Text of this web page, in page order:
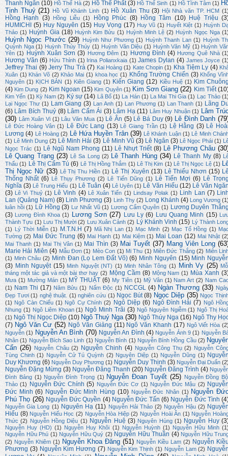
Thanh Ngân (10) Hồ Thế Hà (2) Hồ Thế Phất (3) Hồ Thế Sinh (1) Hồ Tĩnh Tâm (1)
Tịnh Thuỷ (21) Hồ Vũ Khánh Linh (1) Hồ Xuân Thu (3) Hội Nhà văn TP. HCM
Hồng Hạnh (3) Hồng Liễu (1) Hồng Phúc (8) Hồng Tâm (10) Huệ Triệu
HUMICHI
(5) Huy Nguyên (15) Huy Vọng (17) Huy Vũ (1) Huyết Kiệt (1) Huỳnh
Thảo (1) Huỳnh Gia (18) Huỳnh Kim Bửu (1) Huỳnh Minh Lệ (2) Huỳnh Ngọc Nga
Huỳnh Ngọc Phước (29) Huỳnh Như Phương (1) Huỳnh Thanh Lan (1)
Huỳnh
Quỳnh Nga (1) Huỳnh Thúy Thúy (1) Huỳnh Văn Diệu (1) Huỳnh Văn Mỹ (1) Huỳnh
Yên (1) Huỳnh Xuân Sơn (3) Hương Đêm (1) Hương Đình (4) Hương Quê Nhà
Hương Văn (6) Hửu Thỉnh (1) Irina Polianxkaia (1) James Dylan (4) James Joyce
Jeffrey Thai (9) Jerry Thu Trà (7) Kai Hoàng (1) Kate Chopin (1) Kha Tiệm Ly (4)
Xuân (1) Khán Võ (2) Khảo Mai (1) khoa học (1) Khổng Trường Chiến (3) Khổng
Nguyên (1) KỊCH BẢN (1) Kiên Giang (1) Kiến Giang (12) Kiều Huệ (1) Kim
(4) Kim Dung (2) Kim Ngoan (15) Kim Quyên (1) Kim Sơn Giang (22) Kim Tiết
Kim Yến (1) Kỳ Nam (2) Ký sự (14) Lã Bố (1) La Hán (1) La Mai Thi Gia (1) Lạc Thảo
Lại Ngọc Thư (1) Lam Giang (3) Lan Anh (1) Lan Phương (1) Lan Thanh (1) Lãng
(6) Lâm Bích Thuỷ (8) Lâm Cẩm Ái (3) Lâm Hạ (11) Lâm Huy Nhuận (1) Lâm
(30) Lâm Xuân Vi (1) Lâu Văn Mua (1) Lê Ân (5) Lê Bá Duy (9) Lê Đình Danh
Lê Đức Hoàng Vân (1) Lê Đức Lang (13) Lê Giang Trần (1) Lệ Hằng (3) Lê
Lương (4) Lê Hoàng (2) Lê Hứa Huyền Trân (39) Lê Khánh Luận (1) Lê Minh
(1) Lê Minh Dung (2) Lê Minh Hải (3) Lê Minh Vũ (3) Lê Ngân (3) Lê Ngọc Phái (1)
Ngọc Trác (1) Lê Ngũ Nam Phong (11) Lê Nhựt Triết (8) Lê Phương Châu
Lê Quang Trạng (23) Lê Sa Long (2) Lê Thanh Hùng (34) Lê Thanh My (8)
Thấu (1) Lê Thị Cẩm Tú (6) Lê Thị Hồng Thắm (1) Lê Thị Kim (1) Lê Thị Ngọc Lệ (1)
Thị Ngọc Nữ (33) Lê Thị Thu Hiền (1) Lê Thị Xuyên (13) Lê Thiếu Nhơn (15)
Thống Nhất (6) Lê Thụy Phương (2) Lê Tiến Dũng (1) Lê Tiến Mợi (6) Lê
Nghĩa (3) Lê Trung Hiếu (1) Lê Tuân (4) Lê Uyên (1) Lê Văn Hiếu (12) Lê Văn
(3) Lê Vi Thuỷ (1) Lê Vinh (4) Lê Xuân Tiến (1) Lindsay Polak (1) Linh Lan (7)
Lan (Quảng Nam) (8) Linh Phương (3) Linh Thy (2) Long Khánh (4) Long Vương
luân hồi (1) Lữ Hồng (3) Lư Nhất Vũ (1) Lương Cẩm Quyên (1) Lương Duyên
(3) Lương Đình Khoa (1) Lương Sơn (27) Lưu Ly (6) Lưu Quang Minh (15)
Thành Tựu (1) Lưu Thị Mười (2) Lưu Xuân Cảnh (2) Lý Khánh Vinh (15) Lý Thành
(1)
Lý Thời Miễn (1) M.T.N.H (7) Mã Nhị Lan (1) Mạc Minh (2) Mạc Tố Hồng (1)
Tường (2) Mai Đức Trung (6) Mai Hạnh (1) Mai Kiệm (1) Mai Loan (12) Mai Nhật
Mai Thanh (1) Mai Thị Vân (1) Mai Thìn (3) Mai Tuyết (37) Mang Viên Long
Marie Hải Miên (4) Mẫu Đơn (1) Mèo Con (1) Mi Thu (1) Miên Đức Thắng (2) Miên
(1) Minh Châu (2) Minh Đan (Lọ Lem Đất Võ) (6) Minh Nguyên (15) Minh
(3) Minh Nguyệt (15) Minh Nguyệt (NT) (1) Minh Nhân Tông (1) Minh Vy (25)
tháng một tác giả và một bài thơ hay (2) Mộng Cầm (8) Mộng Nam (1) Mùa Xanh
Mưa (1) Mường Mán (1) MỸ THUẬT (6) My Tiên (1) Mỹ Vân (1) Nam Art (2) Nam
(1) Nam Thi (17) Năm Bửu (1) Nấm Độc (1) NCCGL (4) Ngàn Thương (33)
Đẹp Tươi (1) nghệ thuật. (1) nghiên cứu (1) Ngọc Bút (8) Ngọc Diệp (35) Ngọc
(1) Ngô Càn Chiểu (1) Ngô Cự Chính (2) Ngô Diệp (6) Ngô Đình Hải (7) Ngô
Nhung (1) Ngô Liêm Khoan (1) Ngô Minh Trãi (3) Ngô Nguyên Ngiễm (1) Ngô Thị
(1) Ngô Thị Ngọc Diệp (10) Ngô Thuý Nga (30) Ngô Thúy Nga (16) Ngô Thy
(7) Ngô Văn Cư (52) Ngô Văn Giảng (11) Ngô Văn Khanh (17) Ngô Viết Hòa
Nguyễn (1) Nguyễn An Bình (70) Nguyễn An Đình (4) Nguyễn Ánh 9 (1) Nguyễn
Nhân (1) Nguyễn Bích Sao Linh (1) Nguyễn Bình (1) Nguyễn Bính Hồng Cầu (2)
Cẩn (26) Nguyễn Châu (2) Nguyễn Chinh (4) Nguyễn Công Thụ (2) Nguyễn
Tùng Chinh (1) Nguyễn Cử Tú Quỳnh (2) Nguyên Diệp (1) Nguyễn Dũng (1)
Duy Khương (6) Nguyễn Duy Phương (1) Nguyễn Duy Thịnh (3) Nguyễn Đại Duẩn
Nguyễn Đặng Mừng (3) Nguyễn Đăng Thanh (20) Nguyễn Đăng Trình (4)
Đình Bảng (1) Nguyễn Đình Trọng (1) Nguyễn Đoan Tuyết (25)
Nguyễn Đồng
Thảo (1) Nguyễn Đức Chính (5) Nguyễn Đức Cơ (1) Nguyễn Đức Mậu (2)
Đức Minh (6) Nguyễn Đức Minh Hùng (10) Nguyễn Đức Nhân (1) Nguyễn
Phú Thọ (26) Nguyễn Đức Quyền (4) Nguyễn Đức Tấn (6) Nguyễn Đức Tình
Nguyễn Gia Long (1) Nguyên Hạ (11) Nguyễn Hải Thảo (2) Nguyễn Hậu (2)
Hiếu (8) Nguyễn Hiếu Học (2) Nguyễn Hòa Hiệp (2) Nguyễn Hoài Ân (1) Nguyễn
Thức (2) Nguyễn Hồng Diệu (1) Nguyễn Huệ (3) Nguyên Hùng (1) Nguyễn Huy
Nguyễn Huy (HD) (1) Nguyễn Huy Khôi (1) Nguyễn Huỳnh (1) Nguyễn Hữu Minh
Nguyễn Hữu Phú (1) Nguyễn Hữu Quý (2) Nguyễn Hữu Thuần (4) Nguyễn Hữu
(2) Nguyễn Khiêm (1) Nguyễn Khoa Đăng (51) Nguyễn Kiều Lam (2) Nguyễn
Phương (3) Nguyễn Kim Hương (7) Nguyễn Kim Thịnh (1) Nguyễn Lam (2)